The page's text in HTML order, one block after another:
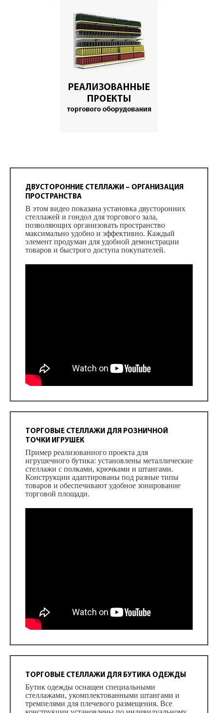
ДВУСТОРОННИЕ СТЕЛЛАЖИ – ОРГАНИЗАЦИЯ
ПРОСТРАНСТВА
В этом видео показана установка двусторонних
стеллажей и гондол для торгового зала,
позволяющих организовать пространство
максимально удобно и эффективно. Каждый
элемент продуман для удобной демонстрации
товаров и быстрого доступа покупателей.
ТОРГОВЫЕ СТЕЛЛАЖИ ДЛЯ РОЗНИЧНОЙ
ТОЧКИ ИГРУШЕК
Пример реализованного проекта для
игрушечного бутика: установлены металлические
стеллажи с полками, крючками и штангами.
Конструкции адаптированы под разные типы
товаров и обеспечивают удобное зонирование
торговой площади.
ТОРГОВЫЕ СТЕЛЛАЖИ ДЛЯ БУТИКА ОДЕЖДЫ
Бутик одежды оснащен специальными
стеллажами, укомплектованными штангами и
тремпелями для плечевого размещения. Все